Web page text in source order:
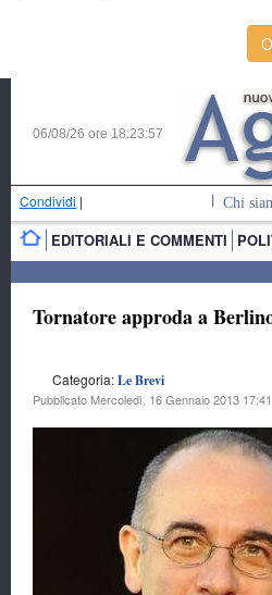
06/08/26 ore 18:23:57
Condividi | Chi
EDITORIALI E COMMENTI
Tornatore approda a
Categoria:Le Brevi
Pubblicato Mercoledì, 16 Gennaio 2013 17:41